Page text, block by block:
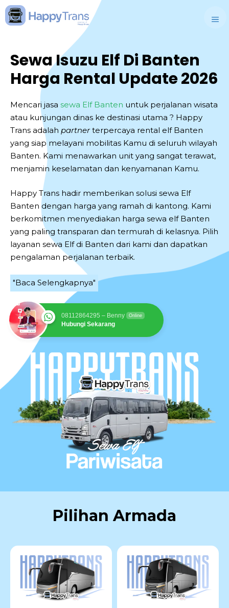
Skip
to
Sewa Isuzu Elf Di Banten
Harga Rental Update 2026
Mencari jasa sewa Elf Banten untuk perjalanan wisata
atau kunjungan dinas ke destinasi utama ? Happy
Trans adalah partnerterpercaya rental elf Banten
yang siap melayani mobilitas Kamu di seluruh wilayah
Banten. Kami menawarkan unit yang sangat terawat,
menjamin keselamatan dan kenyamanan Kamu.
Happy Trans hadir memberikan solusi sewa Elf
Banten dengan harga yang ramah di kantong. Kami
berkomitmen menyediakan harga sewa elf Banten
yang paling transparan dan termurah di kelasnya. Pilih
layanan sewa Elf di Banten dari kami dan dapatkan
pengalaman perjalanan terbaik.
"Baca Selengkapnya"
08112864295 – Benny Online
Hubungi Sekarang
Pilihan Armada